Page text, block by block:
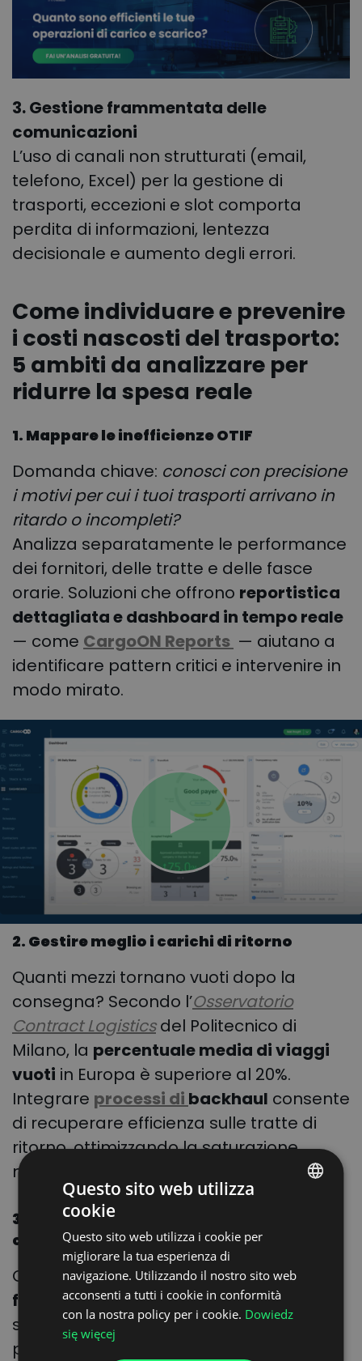
3. Gestione frammentata delle
comunicazioni
L’uso di canali non strutturati (email,
telefono, Excel) per la gestione di
trasporti, eccezioni e slot comporta
perdita di informazioni, lentezza
decisionale e aumento degli errori.
Come individuare e prevenire
i costi nascosti del trasporto:
5 ambiti da analizzare per
ridurre la spesa reale
1. Mappare le inefficienze OTIF
Domanda chiave: conosci con precisione
i motivi per cui i tuoi trasporti arrivano in
ritardo o incompleti?
Analizza separatamente le performance
dei fornitori, delle tratte e delle fasce
orarie. Soluzioni che offrono reportistica
dettagliata e dashboard in tempo reale
— come CargoON Reports — aiutano a
identificare pattern critici e intervenire in
modo mirato.
2. Gestire meglio i carichi di ritorno
Quanti mezzi tornano vuoti dopo la
consegna? Secondo l’Osservatorio
Contract Logisticsdel Politecnico di
Milano, la percentuale media di viaggi
vuoti in Europa è superiore al 20%.
Integrare processi di backhaul consente
di recuperare efficienza sulle tratte di
ritorno, ottimizzando la saturazione
mezzi.
3. Migliorare la gestione dei tempi di
carico/scarico
Quanto è efficiente la gestione dei tuoi
flussi inbound e outbound? Riesci
sempre a pianificare al meglio il
personale di magazzino e gli arrivi dei
UKRAINIAN
SPANISH
Questo sito web utilizza
cookie
Questo sito web utilizza i cookie per
migliorare la tua esperienza di
navigazione. Utilizzando il nostro sito web
acconsenti a tutti i cookie in conformità
con la nostra policy per i cookie. Dowiedz
się więcej